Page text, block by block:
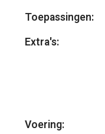
Toepassingen:
Extra's:
Voering: